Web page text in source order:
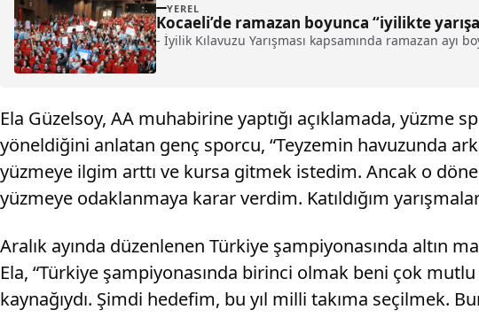
YEREL
Kocaeli’de ramazan boyunca “iyilikte
- İyilik Kılavuzu Yarışması kapsamında ramazan
Ela Güzelsoy, AA muhabirine yaptığı açıklamada, yüzme
yöneldiğini anlatan genç sporcu, “Teyzemin havuzunda
yüzmeye ilgim arttı ve kursa gitmek istedim. Ancak o
yüzmeye odaklanmaya karar verdim. Katıldığım
Aralık ayında düzenlenen Türkiye şampiyonasında altın
Ela, “Türkiye şampiyonasında birinci olmak beni çok
kaynağıydı. Şimdi hedefim, bu yıl milli takıma seçilmek.